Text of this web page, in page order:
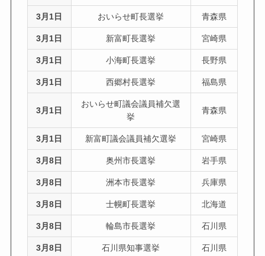
3月1日 おいらせ町長選挙 青森県
3月1日 新富町長選挙 宮崎県
3月1日 小海町長選挙 長野県
3月1日 西郷村長選挙 福島県
3月1日
おいらせ町議会議員補欠選
挙
青森県
3月1日 新富町議会議員補欠選挙 宮崎県
3月8日 奥州市長選挙 岩手県
3月8日 洲本市長選挙 兵庫県
3月8日 士幌町長選挙 北海道
3月8日 輪島市長選挙 石川県
3月8日 石川県知事選挙 石川県